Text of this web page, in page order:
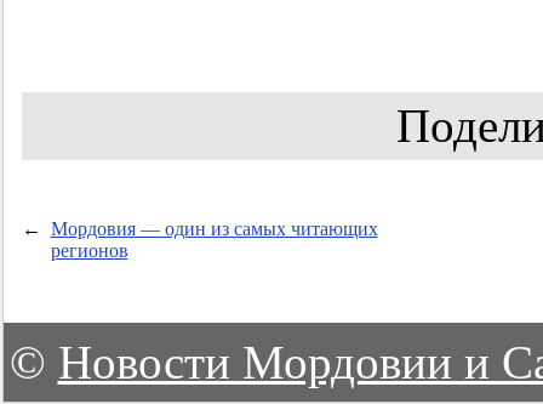
←
Мордовия — один из самых читающих
регионов
© Новости Мордовии и